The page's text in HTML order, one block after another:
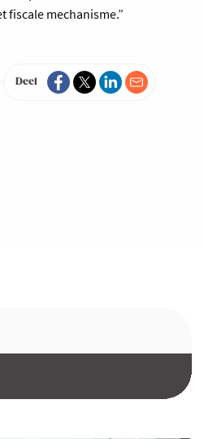
fiscale mechanisme.”
Deel